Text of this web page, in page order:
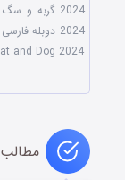
2024 گربه و سگ
2024 دوبله فارسی
and Dog 2024